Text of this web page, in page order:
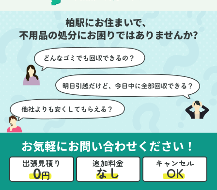
部屋の整理や、細かなア
イテムの仕分けを迅速か
つ丁寧に対応していただ
けたのがありがたかった
です。家族それぞれが必
要なものを確認しながら
進めることができ、安心
感を持って作業をお任せ
できました。さらに、作
業終了後には部屋全体を
清掃していただき、まる
で新しい家のような清潔
感に感動しました。
壁や床を傷つけないよう
に細心の注意を払ってい
ただき、家全体がスムー
ズに片付いていくのがと
ても嬉しかったです。作
業が終わった後には、こ
ちらからお願いしなくて
も部屋を簡単に清掃して
いただけたのも好印象で
した。
いても教えていただき、
今後の片付けにも役立つ
知識が増えました。また
何かあれば、ぜひお願い
柏駅にお住まいで、
不用品の処分にお困りではありませんか?
お気軽にお問い合わせください！
出張見積り
0円
追加料金
なし
キャンセル
OK